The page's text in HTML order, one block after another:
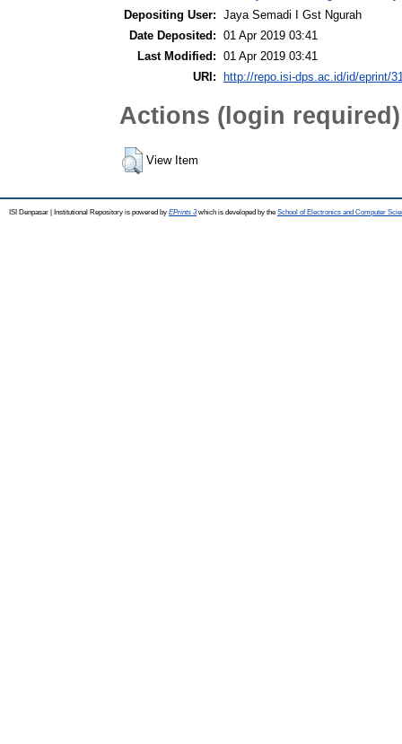
Depositing User: Jaya Semadi I Gst Ngurah
Date Deposited: 01 Apr 2019 03:41
Last Modified: 01 Apr 2019 03:41
URI:
http://repo.isi-dps.ac.id/id/eprint/
Actions (login required)
View Item
ISI Denpasar | Institutional Repository is powered by EPrints 3which is developed by the School of Electronics and Computer